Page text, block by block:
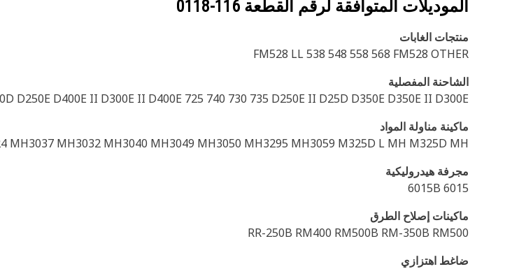
الموديلات المتوافقة لرقم القطعة 116-0118
منتجات الغابات
FM528 LL 538 548 558 568 FM528 OTHER
الشاحنة المفصلية
D250E D400E II D300E II D400E 725 740 730 735 D250E II D25D D350E D350E II D300E
ماكينة مناولة المواد
MH3037 MH3032 MH3040 MH3049 MH3050 MH3295 MH3059 M325D L MH M325D MH
مجرفة هيدروليكية
6015 6015B
ماكينات إصلاح الطرق
RR-250B RM400 RM500B RM-350B RM500
ضاغط اهتزازي